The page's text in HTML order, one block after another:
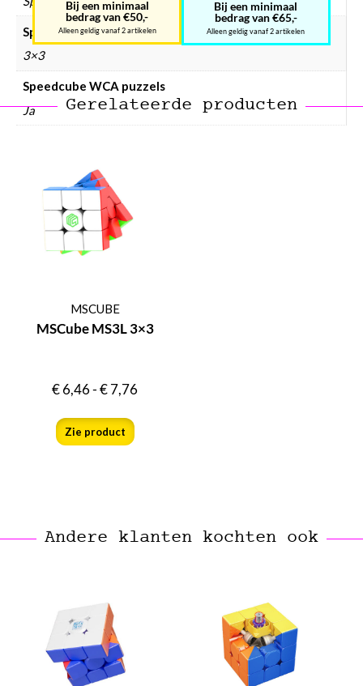
Speedcube type
3×3
Speedcube WCA puzzels
Ja
Bij een minimaal
bedrag van €50,-
Alleen geldig vanaf 2 artikelen
Bij een minimaal
bedrag van €65,-
Alleen geldig vanaf 2 artikelen
Gerelateerde producten
MSCUBE
MSCube MS3L 3×3
€6,46-€7,76
Zie product
Andere klanten kochten ook